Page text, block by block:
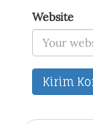
Website